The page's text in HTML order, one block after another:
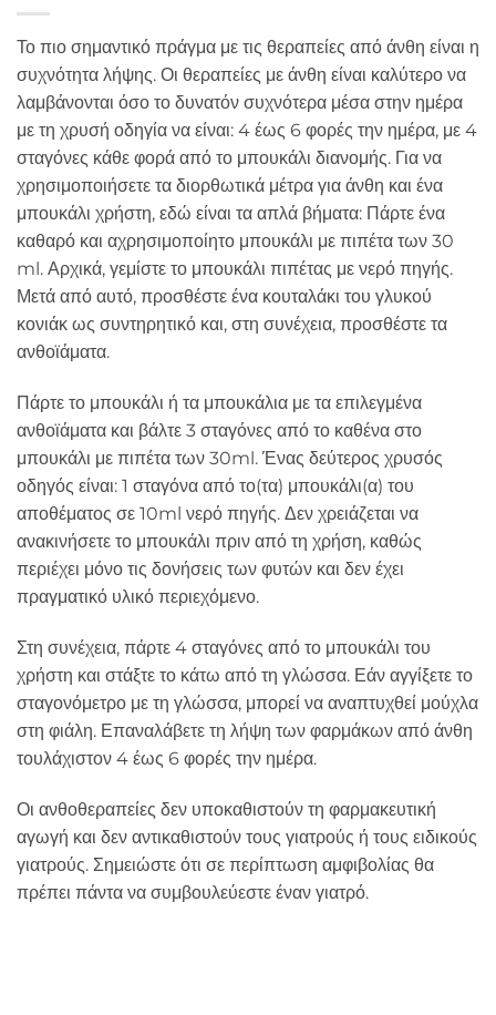
Το πιο σημαντικό πράγμα με τις θεραπείες από άνθη είναι η
συχνότητα λήψης. Οι θεραπείες με άνθη είναι καλύτερο να
λαμβάνονται όσο το δυνατόν συχνότερα μέσα στην ημέρα
με τη χρυσή οδηγία να είναι: 4 έως 6 φορές την ημέρα, με 4
σταγόνες κάθε φορά από το μπουκάλι διανομής. Για να
χρησιμοποιήσετε τα διορθωτικά μέτρα για άνθη και ένα
μπουκάλι χρήστη, εδώ είναι τα απλά βήματα: Πάρτε ένα
καθαρό και αχρησιμοποίητο μπουκάλι με πιπέτα των 30
ml. Αρχικά, γεμίστε το μπουκάλι πιπέτας με νερό πηγής.
Μετά από αυτό, προσθέστε ένα κουταλάκι του γλυκού
κονιάκ ως συντηρητικό και, στη συνέχεια, προσθέστε τα
ανθοϊάματα.
Πάρτε το μπουκάλι ή τα μπουκάλια με τα επιλεγμένα
ανθοϊάματα και βάλτε 3 σταγόνες από το καθένα στο
μπουκάλι με πιπέτα των 30ml. Ένας δεύτερος χρυσός
οδηγός είναι: 1 σταγόνα από το(τα) μπουκάλι(α) του
αποθέματος σε 10ml νερό πηγής. Δεν χρειάζεται να
ανακινήσετε το μπουκάλι πριν από τη χρήση, καθώς
περιέχει μόνο τις δονήσεις των φυτών και δεν έχει
πραγματικό υλικό περιεχόμενο.
Στη συνέχεια, πάρτε 4 σταγόνες από το μπουκάλι του
χρήστη και στάξτε το κάτω από τη γλώσσα. Εάν αγγίξετε το
σταγονόμετρο με τη γλώσσα, μπορεί να αναπτυχθεί μούχλα
στη φιάλη. Επαναλάβετε τη λήψη των φαρμάκων από άνθη
τουλάχιστον 4 έως 6 φορές την ημέρα.
Οι ανθοθεραπείες δεν υποκαθιστούν τη φαρμακευτική
αγωγή και δεν αντικαθιστούν τους γιατρούς ή τους ειδικούς
γιατρούς. Σημειώστε ότι σε περίπτωση αμφιβολίας θα
πρέπει πάντα να συμβουλεύεστε έναν γιατρό.